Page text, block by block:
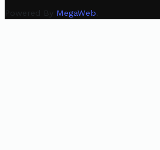
Powered By MegaWeb